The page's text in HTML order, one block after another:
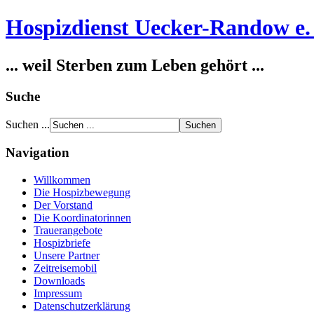
Hospizdienst Uecker-Randow e.
... weil Sterben zum Leben gehört ...
Suche
Suchen ...
Navigation
Willkommen
Die Hospizbewegung
Der Vorstand
Die Koordinatorinnen
Trauerangebote
Hospizbriefe
Unsere Partner
Zeitreisemobil
Downloads
Impressum
Datenschutzerklärung